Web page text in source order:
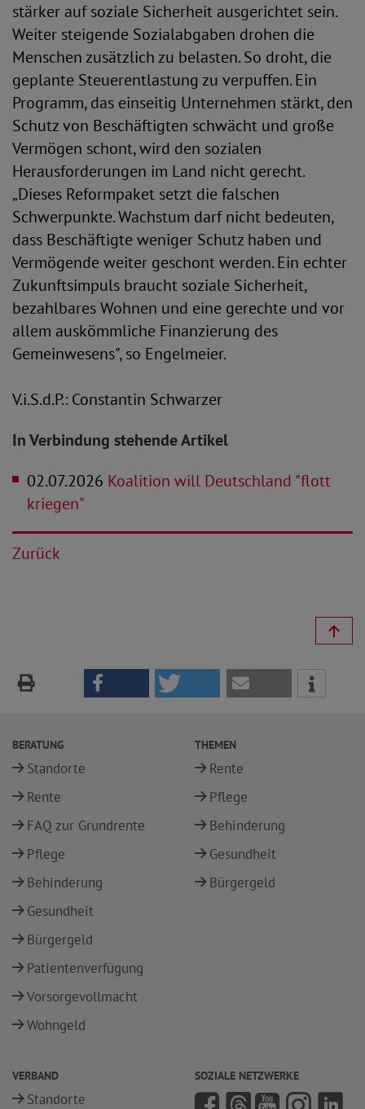
stärker auf soziale Sicherheit ausgerichtet sein.
Weiter steigende Sozialabgaben drohen die
Menschen zusätzlich zu belasten. So droht, die
geplante Steuerentlastung zu verpuffen. Ein
Programm, das einseitig Unternehmen stärkt, den
Schutz von Beschäftigten schwächt und große
Vermögen schont, wird den sozialen
Herausforderungen im Land nicht gerecht.
„Dieses Reformpaket setzt die falschen
Schwerpunkte. Wachstum darf nicht bedeuten,
dass Beschäftigte weniger Schutz haben und
Vermögende weiter geschont werden. Ein echter
Zukunftsimpuls braucht soziale Sicherheit,
bezahlbares Wohnen und eine gerechte und vor
allem auskömmliche Finanzierung des
Gemeinwesens", so Engelmeier.
V.i.S.d.P.: Constantin Schwarzer
In Verbindung stehende Artikel
02.07.2026 Koalition will Deutschland "flott
kriegen"
Zurück
BERATUNG
Standorte
Rente
FAQ zur Grundrente
Pflege
Behinderung
Gesundheit
Bürgergeld
Patientenverfügung
Vorsorgevollmacht
Wohngeld
THEMEN
Rente
Pflege
Behinderung
Gesundheit
Bürgergeld
VERBAND
Standorte
SOZIALE NETZWERKE